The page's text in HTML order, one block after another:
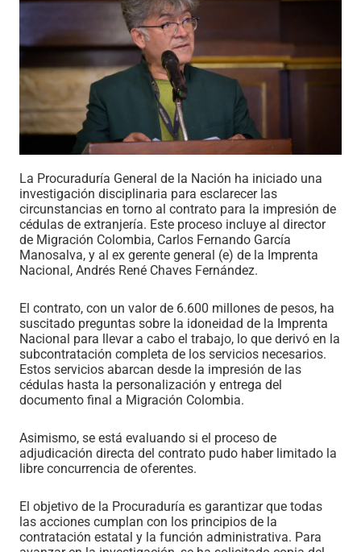
La Procuraduría General de la Nación ha iniciado una
investigación disciplinaria para esclarecer las
circunstancias en torno al contrato para la impresión de
cédulas de extranjería. Este proceso incluye al director
de Migración Colombia, Carlos Fernando García
Manosalva, y al ex gerente general (e) de la Imprenta
Nacional, Andrés René Chaves Fernández.
El contrato, con un valor de 6.600 millones de pesos, ha
suscitado preguntas sobre la idoneidad de la Imprenta
Nacional para llevar a cabo el trabajo, lo que derivó en la
subcontratación completa de los servicios necesarios.
Estos servicios abarcan desde la impresión de las
cédulas hasta la personalización y entrega del
documento final a Migración Colombia.
Asimismo, se está evaluando si el proceso de
adjudicación directa del contrato pudo haber limitado la
libre concurrencia de oferentes.
El objetivo de la Procuraduría es garantizar que todas
las acciones cumplan con los principios de la
contratación estatal y la función administrativa. Para